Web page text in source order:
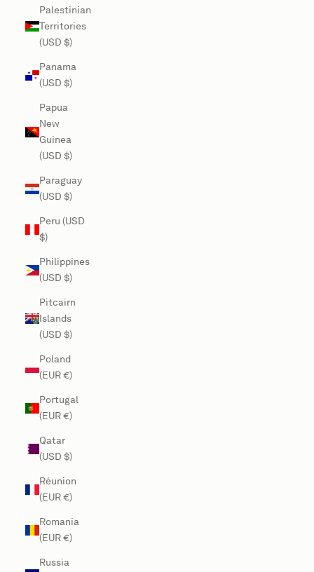
Palestinian
Territories
(USD $)
Panama
(USD $)
Papua
New
Guinea
(USD $)
Paraguay
(USD $)
Peru (USD
$)
Philippines
(USD $)
Pitcairn
Islands
(USD $)
Poland
(EUR €)
Portugal
(EUR €)
Qatar
(USD $)
Réunion
(EUR €)
Romania
(EUR €)
Russia